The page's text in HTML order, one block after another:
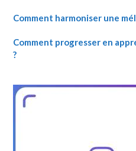
Comment harmoniser une
Comment progresser en
?